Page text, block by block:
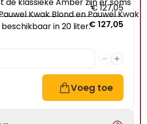
Kwak Blond en Pauwel Kwak
in 20 liter.
€ 127,05
€ 127,05
Voeg toe